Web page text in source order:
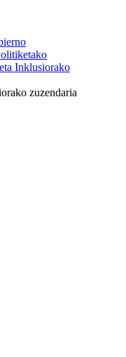
Inklusiorako
zuzendaria